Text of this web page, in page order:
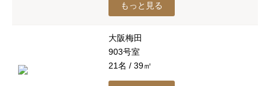
もっと見る
大阪梅田
903号室
21名 / 39㎡